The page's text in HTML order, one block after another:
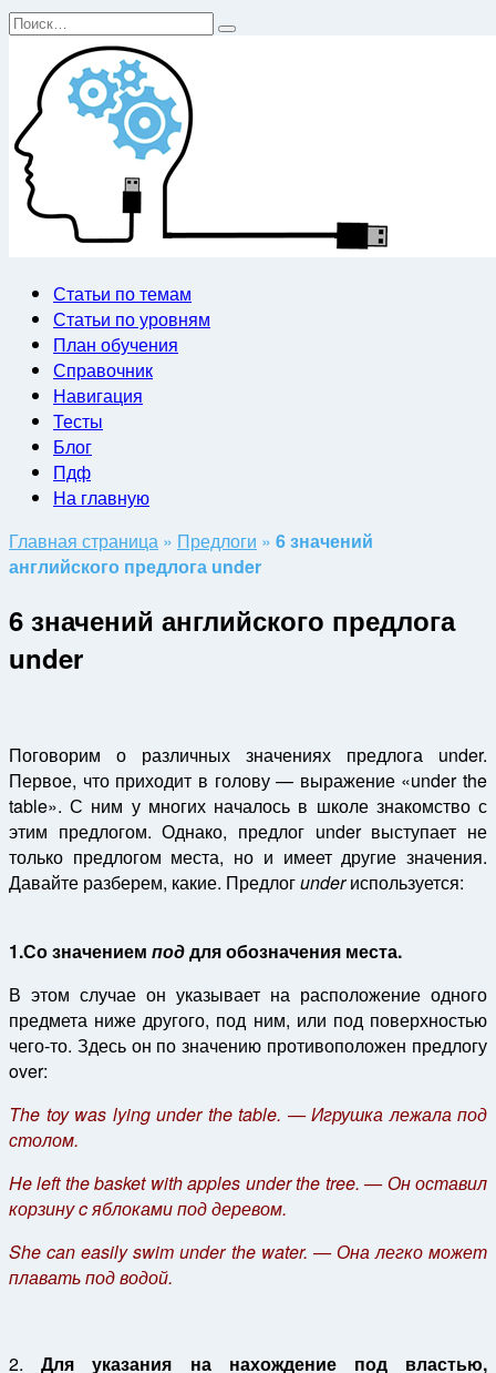
Перейти
содержанию
Search
Статьи по темам
Статьи по уровням
План обучения
Справочник
Навигация
Тесты
Блог
Пдф
На главную
Главная страница » Предлоги » 6 значений
английского предлога under
6 значений английского предлога
under
Поговорим о различных значениях предлога under.
Первое, что приходит в голову — выражение «under the
table». С ним у многих началось в школе знакомство с
этим предлогом. Однако, предлог under выступает не
только предлогом места, но и имеет другие значения.
Давайте разберем, какие. Предлогunderиспользуется:
1.Со значением поддля обозначения места.
В этом случае он указывает на расположение одного
предмета ниже другого, под ним, или под поверхностью
чего-то. Здесь он по значению противоположен предлогу
over:
The toy was lying under the table. — Игрушка лежала под
столом.
He left the basket with apples under the tree. — Он оставил
корзину c яблоками под деревом.
She can easily swim under the water. — Она легко может
плавать под водой.
2.Для указания на нахождение под властью,